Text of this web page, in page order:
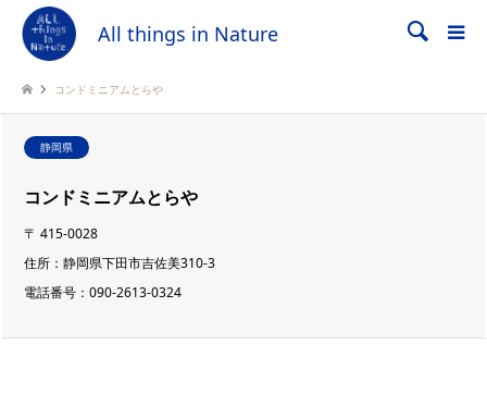
All things in Nature 検索
コンドミニアムとらや
静岡県
コンドミニアムとらや
〒415-0028
住所：静岡県下田市吉佐美310-3
電話番号：090-2613-0324